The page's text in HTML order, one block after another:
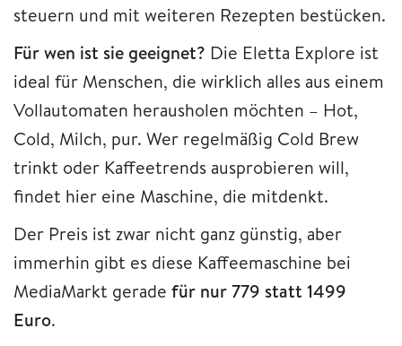
steuern und mit weiteren Rezepten bestücken.
Für wen ist sie geeignet? Die Eletta Explore ist
ideal für Menschen, die wirklich alles aus einem
Vollautomaten herausholen möchten – Hot,
Cold, Milch, pur. Wer regelmäßig Cold Brew
trinkt oder Kaffeetrends ausprobieren will,
findet hier eine Maschine, die mitdenkt.
Der Preis ist zwar nicht ganz günstig, aber
immerhin gibt es diese Kaffeemaschine bei
MediaMarkt gerade für nur 779 statt 1499
Euro.